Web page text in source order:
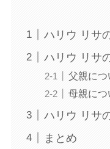
ハリウ リサ
ハリウ リサ
父親につ
母親につ
ハリウ リサ
まとめ